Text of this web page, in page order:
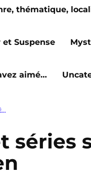
thématique,
et Suspense
aimé…
séries